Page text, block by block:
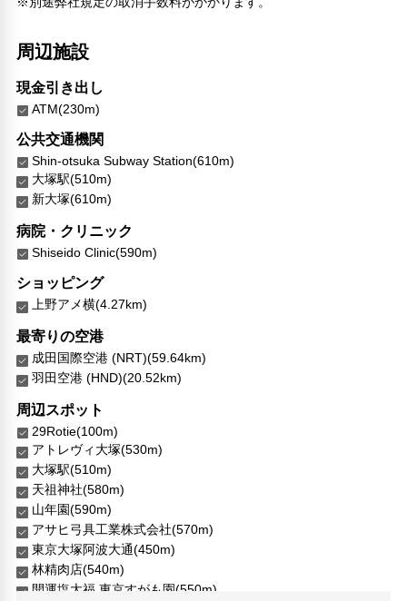
周辺施設
現金引き出し
ATM(230m)
公共交通機関
Shin-otsuka Subway Station(610m)
大塚駅(510m)
新大塚(610m)
病院・クリニック
Shiseido Clinic(590m)
ショッピング
上野アメ横(4.27km)
最寄りの空港
成田国際空港 (NRT)(59.64km)
羽田空港 (HND)(20.52km)
周辺スポット
29Rotie(100m)
アトレヴィ大塚(530m)
大塚駅(510m)
天祖神社(580m)
山年園(590m)
アサヒ弓具工業株式会社(570m)
東京大塚阿波大通(450m)
林精肉店(540m)
開運塩大福 東京すがも園(550m)